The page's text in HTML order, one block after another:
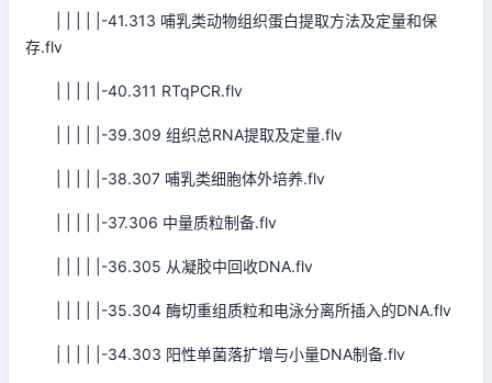
| | | | |-41.313 哺乳类动物组织蛋白提取方法及定量和保
存.flv
| | | | |-40.311 RTqPCR.flv
| | | | |-39.309 组织总RNA提取及定量.flv
| | | | |-38.307 哺乳类细胞体外培养.flv
| | | | |-37.306 中量质粒制备.flv
| | | | |-36.305 从凝胶中回收DNA.flv
| | | | |-35.304 酶切重组质粒和电泳分离所插入的DNA.flv
| | | | |-34.303 阳性单菌落扩增与小量DNA制备.flv